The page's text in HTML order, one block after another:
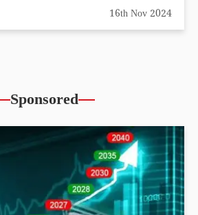
16th Nov 2024
Sponsored